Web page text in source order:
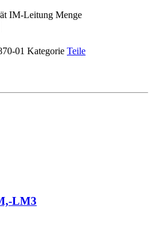
IM-Leitung Menge
01 Kategorie Teile
LM3